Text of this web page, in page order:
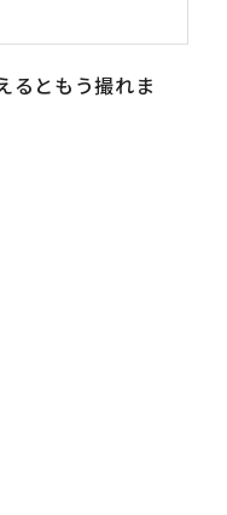
るともう撮れま